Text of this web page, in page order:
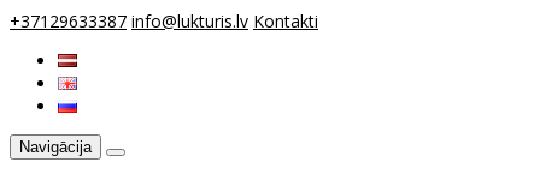
+37129633387 info@lukturis.lv Kontakti
Navigācija